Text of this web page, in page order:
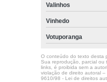
Valinhos
Vinhedo
Votuporanga
O conteúdo do texto desta
Sua reprodução, parcial ou
links, é proibida sem a
violação de direito autoral
9610/98 - Lei de direitos